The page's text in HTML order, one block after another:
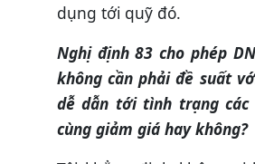
dụng tới quỹ đó.
Nghị định 83 cho phép
không cần phải đề suất
dễ dẫn tới tình trạng
cùng giảm giá hay không?